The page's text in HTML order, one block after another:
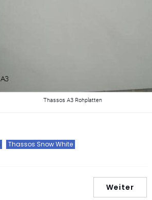
Thassos A3 Rohplatten
Thassos Snow White
Weiter